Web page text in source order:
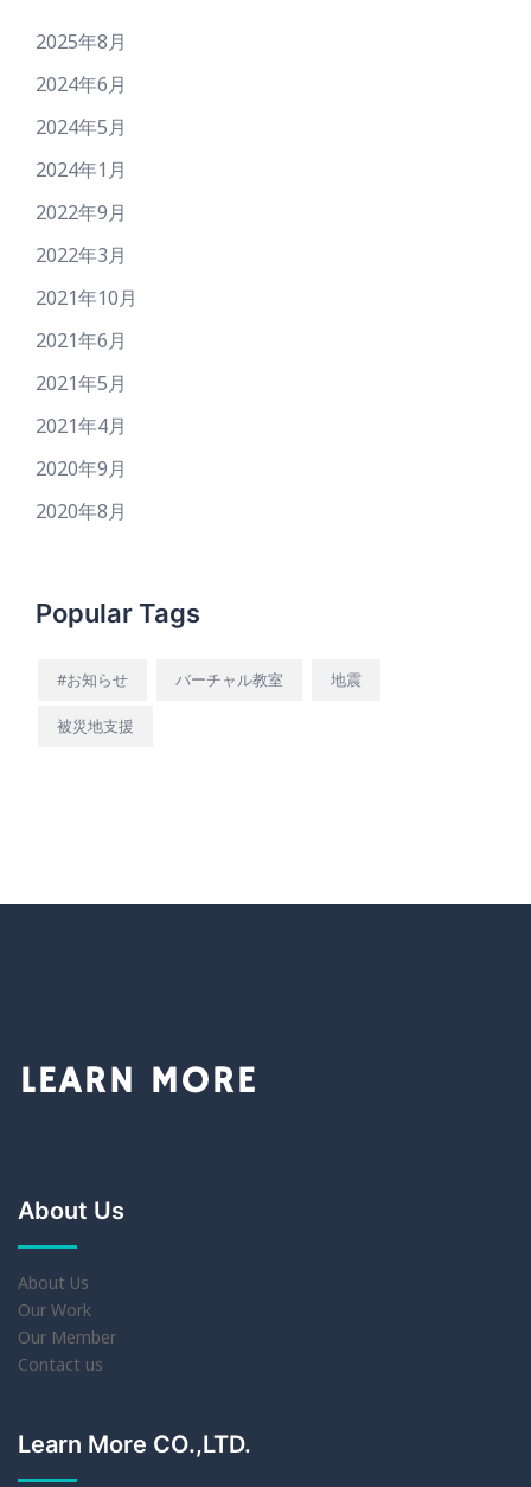
2025年8月
2024年6月
2024年5月
2024年1月
2022年9月
2022年3月
2021年10月
2021年6月
2021年5月
2021年4月
2020年9月
2020年8月
Popular Tags
#お知らせ バーチャル教室 地震
被災地支援
About Us
About Us
Our Work
Our Member
Contact us
Learn More CO.,LTD.